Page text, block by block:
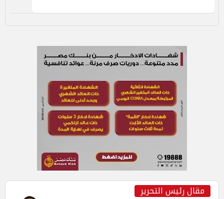
مقال رئيس التحرير